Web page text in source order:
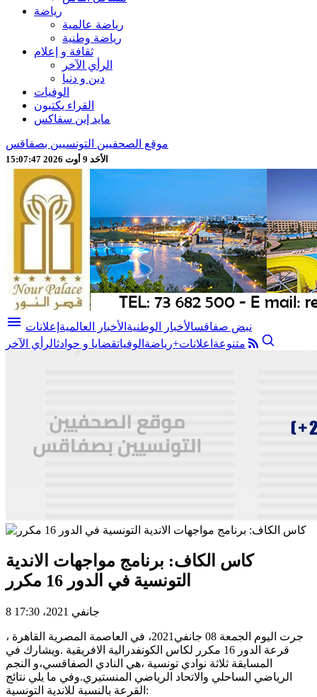
رياضة
رياضة عالمية
رياضة وطنية
ثقافة و إعلام
الرأي الآخر
دين و دنيا
الوفيات
القراء يكتبون
مايد إين سفاكس
موقع الصحفيين التونسيين بصفاقس
الأحَد 9 أوت 2026 15:07:49
menu نبض صفاقسالأخبار الوطنية الأخبار العالمية إعلانات
متنوعة اعلانات+رياضة الوفياتقضايا و حوادثالرأي الآخر
كاس الكاف: برنامج مواجهات الاندية
التونسية في الدور 16 مكرر
8 جانفي 2021، 17:30
جرت اليوم الجمعة 08 جانفي2021، في العاصمة المصرية القاهرة ،
قرعة الدور 16 مكرر لكاس الكونفدرالية الافريقية .ويشارك في
المسابقة ثلاثة نوادي تونسية ،هي النادي الصفاقسي،و النجم
الرياضي الساحلي والاتحاد الرياضي المنستيري.وفي ما يلي نتائج
القرعة بالنسبة للاندية التونسية: